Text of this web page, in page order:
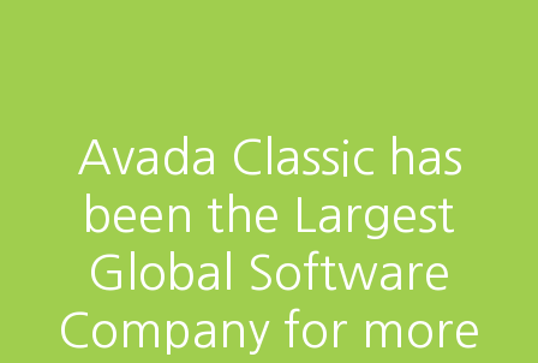
Avada Classic has
been the Largest
Global Software
Company for more